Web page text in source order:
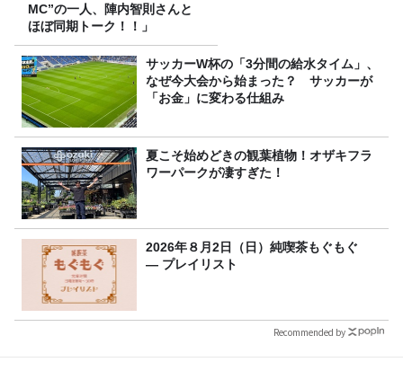
MC”の一人、陣内智則さんと
ほぼ同期トーク！！」
サッカーW杯の「3分間の給水タイム」、
なぜ今大会から始まった？ サッカーが
「お金」に変わる仕組み
夏こそ始めどきの観葉植物！オザキフラ
ワーパークが凄すぎた！
2026年８月2日（日）純喫茶もぐもぐ
― プレイリスト
Recommended by